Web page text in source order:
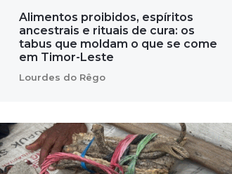
Alimentos proibidos, espíritos
ancestrais e rituais de cura: os
tabus que moldam o que se come
em Timor-Leste
Lourdes do Rêgo